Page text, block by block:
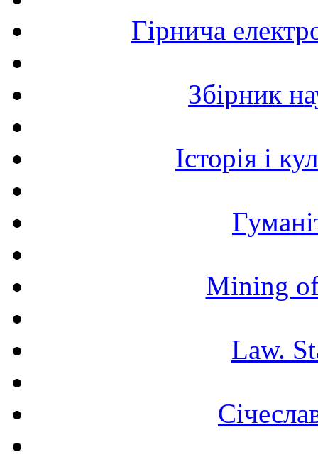
Гірнича
Збірник
Історія і
Mining
Law.